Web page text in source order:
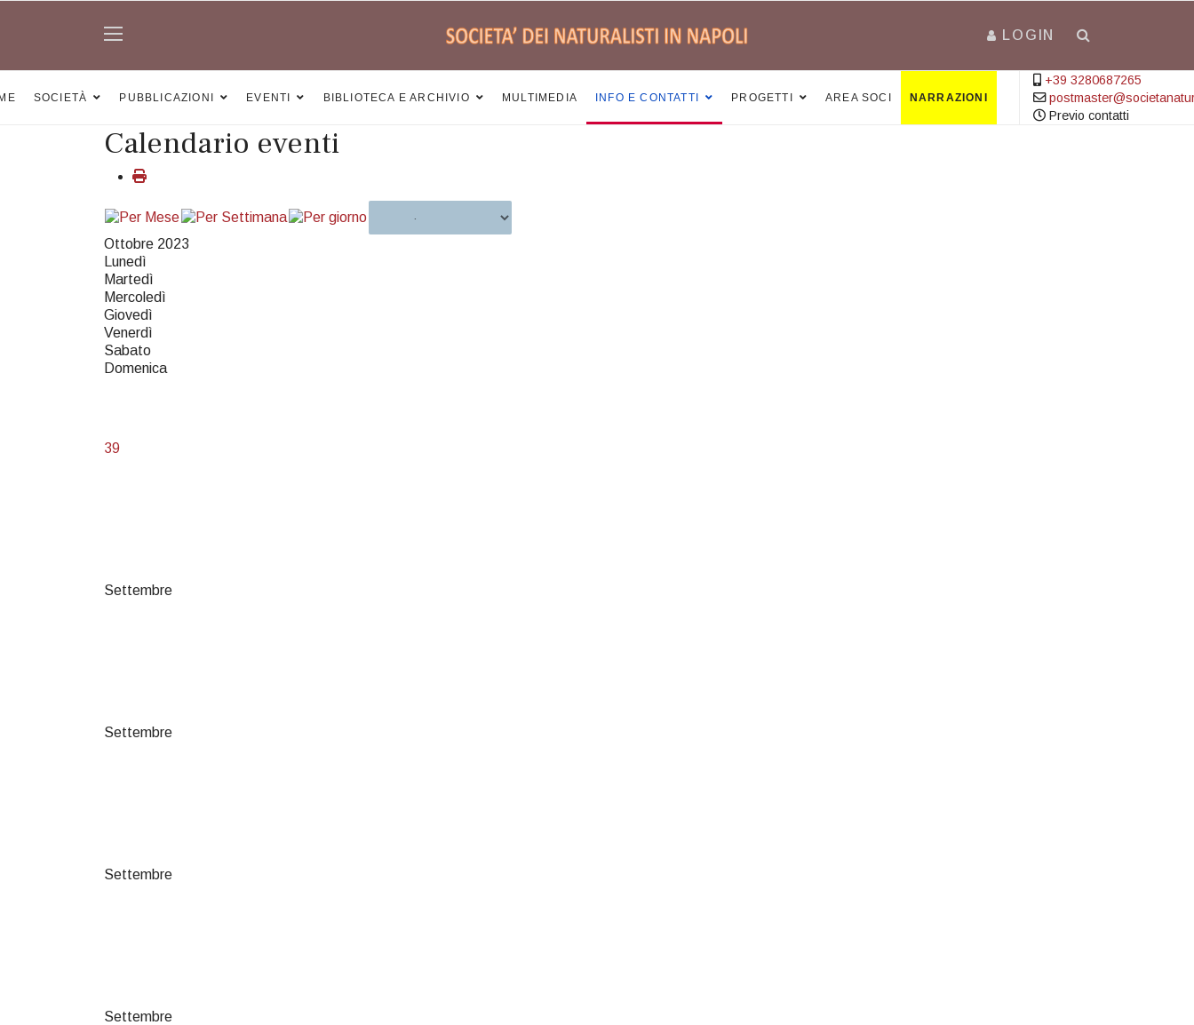
LOGIN
SOCIETÀ PUBBLICAZIONI EVENTI BIBLIOTECA E ARCHIVIO MULTIMEDIA INFO E CONTATTI PROGETTI AREA SOCI NARRAZIONI
+39 3280687265
Previo contatti
Calendario eventi
Ottobre 2023
Lunedì
Martedì
Mercoledì
Giovedì
Venerdì
Sabato
Domenica
39
Settembre
Settembre
Settembre
Settembre